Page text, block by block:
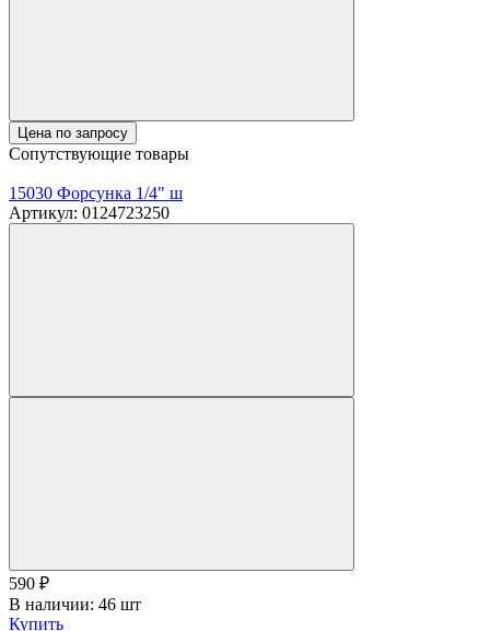
Цена по запросу
Сопутствующие товары
15030 Форсунка 1/4" ш
Артикул: 0124723250
590 ₽
В наличии: 46 шт
Купить